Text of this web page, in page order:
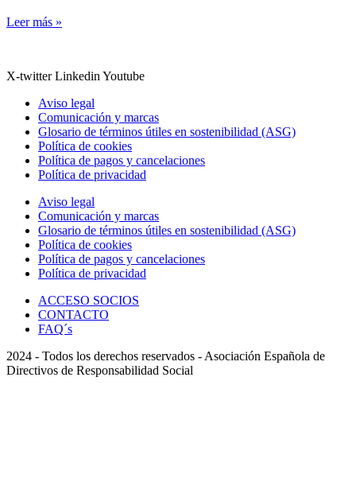
Leer más »
X-twitter Linkedin Youtube
Aviso legal
Comunicación y marcas
Glosario de términos útiles en sostenibilidad (ASG)
Política de cookies
Política de pagos y cancelaciones
Política de privacidad
Aviso legal
Comunicación y marcas
Glosario de términos útiles en sostenibilidad (ASG)
Política de cookies
Política de pagos y cancelaciones
Política de privacidad
ACCESO SOCIOS
CONTACTO
FAQ´s
2024 - Todos los derechos reservados - Asociación Española de
Directivos de Responsabilidad Social